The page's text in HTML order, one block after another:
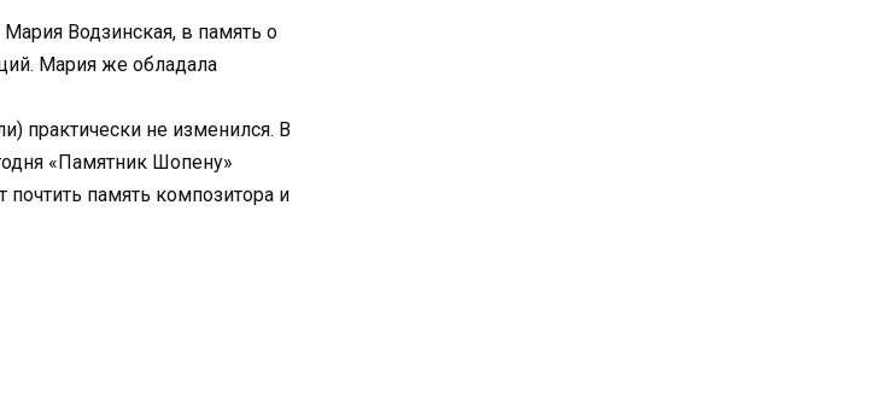
Водзинская, в память о
Мария же обладала
практически не изменился. В
«Памятник Шопену»
память композитора и